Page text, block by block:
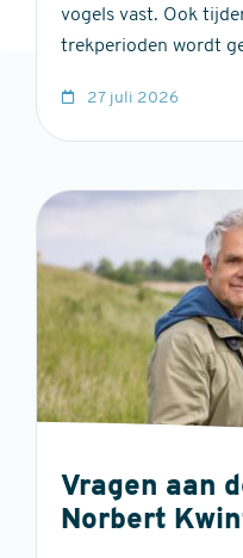
vogels vast. Ook
trekperioden wordt
27 juli 2026
Vragen aan
Norbert